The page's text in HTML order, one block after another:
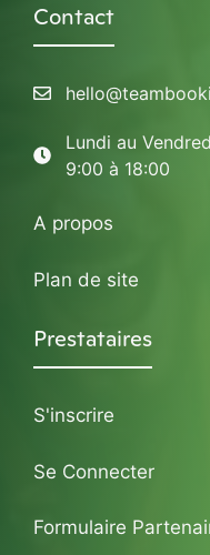
Contact
Lundi au
9:00 à 18:00
A propos
Plan de site
Prestataires
S'inscrire
Se Connecter
Formulaire